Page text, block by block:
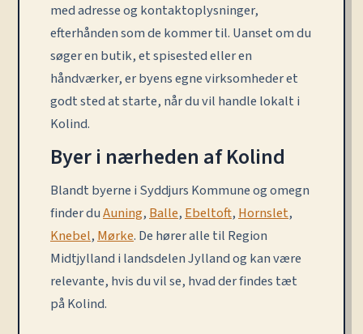
med adresse og kontaktoplysninger,
efterhånden som de kommer til. Uanset om du
søger en butik, et spisested eller en
håndværker, er byens egne virksomheder et
godt sted at starte, når du vil handle lokalt i
Kolind.
Byer i nærheden af Kolind
Blandt byerne i Syddjurs Kommune og omegn
finder duAuning,Balle,Ebeltoft,Hornslet,
Knebel,Mørke. De hører alle til Region
Midtjylland i landsdelen Jylland og kan være
relevante, hvis du vil se, hvad der findes tæt
på Kolind.